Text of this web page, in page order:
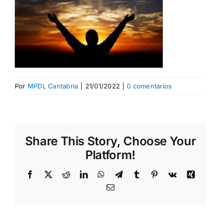
Por MPDL Cantabria 21/01/2022 0 comentarios
Share This Story, Choose Your
Platform!
Facebook
X RedditLinkedInWhatsApp
TelegramTumblr Pinterest
Vk
Xing
Correo